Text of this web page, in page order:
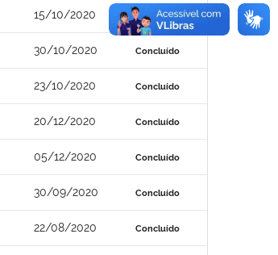
15/10/2020 Concluído
30/10/2020 Concluído
23/10/2020 Concluído
20/12/2020 Concluído
05/12/2020 Concluído
30/09/2020 Concluído
22/08/2020 Concluído